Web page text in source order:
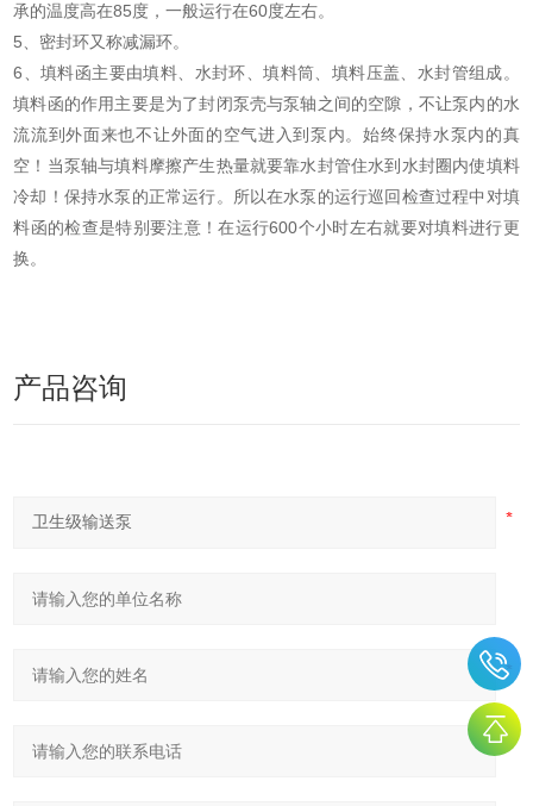
承的温度高在85度，一般运行在60度左右。
5、密封环又称减漏环。
6、填料函主要由填料、水封环、填料筒、填料压盖、水封管组成。
填料函的作用主要是为了封闭泵壳与泵轴之间的空隙，不让泵内的水
流流到外面来也不让外面的空气进入到泵内。始终保持水泵内的真
空！当泵轴与填料摩擦产生热量就要靠水封管住水到水封圈内使填料
冷却！保持水泵的正常运行。所以在水泵的运行巡回检查过程中对填
料函的检查是特别要注意！在运行600个小时左右就要对填料进行更
换。
产品咨询